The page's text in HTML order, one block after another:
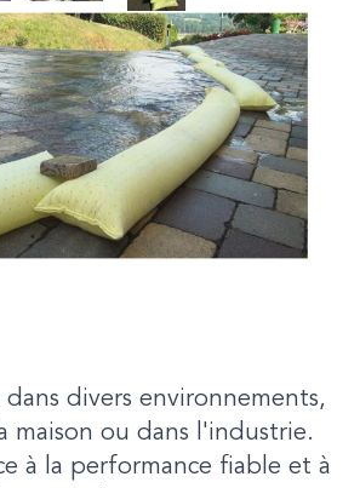
protection BE
contre l'eau BE WS
divers environnements,
maison ou dans l'industrie.
à la performance fiable et à